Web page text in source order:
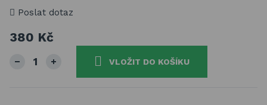
Poslat dotaz
380 Kč
VLOŽIT DO KOŠÍKU